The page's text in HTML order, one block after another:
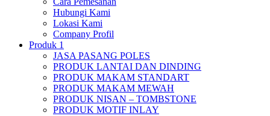
Hubungi Kami
Lokasi Kami
Company Profil
Produk 1
JASA PASANG POLES
PRODUK LANTAI DAN DINDING
PRODUK MAKAM STANDART
PRODUK MAKAM MEWAH
PRODUK NISAN – TOMBSTONE
PRODUK MOTIF INLAY